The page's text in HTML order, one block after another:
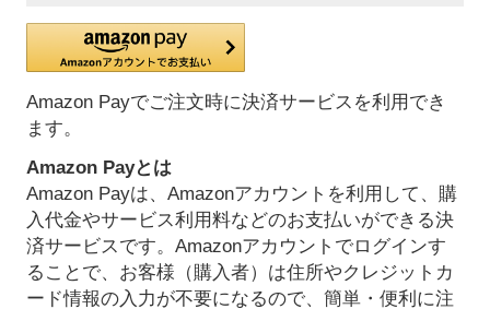
Amazon Payでご注文時に決済サービスを利用でき
ます。
Amazon Payとは
Amazon Payは、Amazonアカウントを利用して、購
入代金やサービス利用料などのお支払いができる決
済サービスです。Amazonアカウントでログインす
ることで、お客様（購入者）は住所やクレジットカ
ード情報の入力が不要になるので、簡単・便利に注